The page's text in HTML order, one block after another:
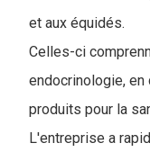
et aux équidés.
Celles-ci
endocrinologie,
produits pour la
L'entreprise a